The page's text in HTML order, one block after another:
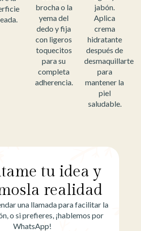
brocha o la
yema del
dedo y fija
con ligeros
toquecitos
para su
completa
adherencia.
jabón.
Aplica
crema
hidratante
después de
desmaquillarte
para
mantener la
piel
saludable.
tu idea y
realidad
una llamada para facilitar la
o si prefieres, ¡hablemos por
WhatsApp!